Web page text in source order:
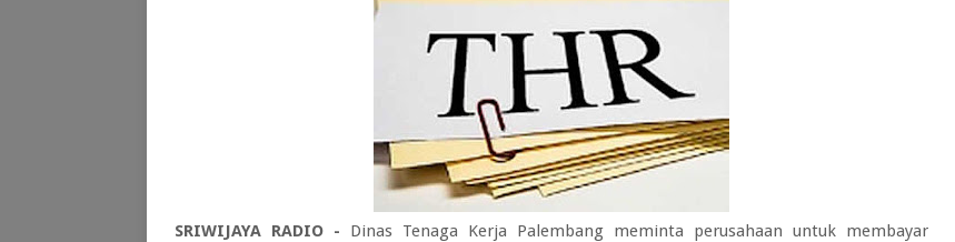
SRIWIJAYA RADIO -
Dinas Tenaga Kerja Palembang meminta perusahaan untuk membayar